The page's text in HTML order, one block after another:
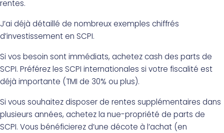
rentes.
J’ai déjà détaillé de nombreux exemples chiffrés
d’investissement en SCPI.
Si vos besoin sont immédiats, achetez cash des parts de
SCPI. Préférez les SCPI internationales si votre fiscalité est
déjà importante (TMI de 30% ou plus).
Si vous souhaitez disposer de rentes supplémentaires dans
plusieurs années, achetez la nue-propriété de parts de
SCPI. Vous bénéficierez d’une décote à l’achat (en